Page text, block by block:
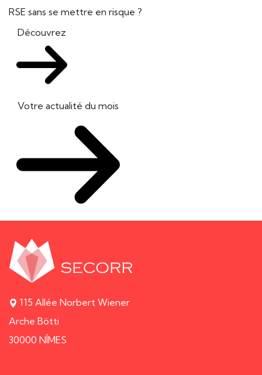
RSE sans se mettre en risque ?
Découvrez
Votre actualité du mois
115 Allée Norbert Wiener
Arche Bötti
30000 NÎMES